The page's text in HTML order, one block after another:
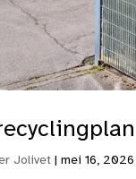
Jolivet |mei 16, 2026